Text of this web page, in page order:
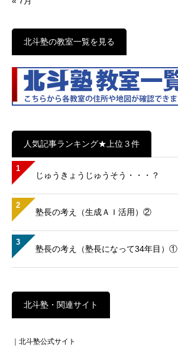
北斗塾の教室一覧を見る
人気記事ランキング★上位３件
1
じゅうきょうじゅうそう・・・？
2
塾長の考え（生成ＡＩ活用）②
3
塾長の考え（塾長になって34年目）①
北斗塾・関連サイト
｜北斗塾公式サイト